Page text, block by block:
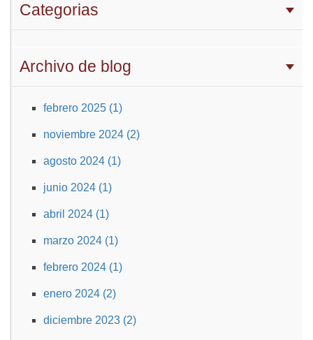
Categorias
Archivo de blog
febrero 2025 (1)
noviembre 2024 (2)
agosto 2024 (1)
junio 2024 (1)
abril 2024 (1)
marzo 2024 (1)
febrero 2024 (1)
enero 2024 (2)
diciembre 2023 (2)